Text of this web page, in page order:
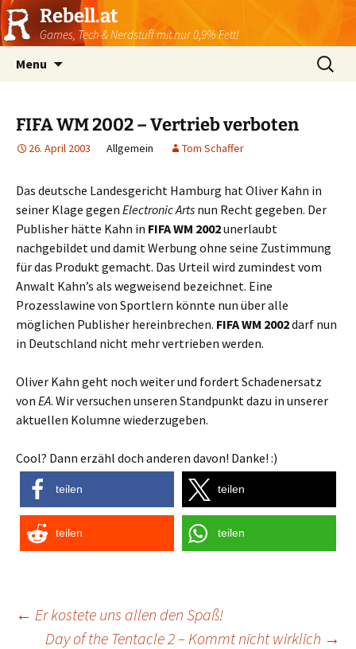
Rebell.at
Games, Tech & Nerdstuff mit nur 0,9% Fett!
Menu
Suchen
nach:
FIFA WM 2002 – Vertrieb verboten
26. April 2003 Allgemein Tom Schaffer
Das deutsche Landesgericht Hamburg hat Oliver Kahn in
seiner Klage gegen Electronic Arts nun Recht gegeben. Der
Publisher hätte Kahn in FIFA WM 2002unerlaubt
nachgebildet und damit Werbung ohne seine Zustimmung
für das Produkt gemacht. Das Urteil wird zumindest vom
Anwalt Kahn’s als wegweisend bezeichnet. Eine
Prozesslawine von Sportlern könnte nun über alle
möglichen Publisher hereinbrechen. FIFA WM 2002darf nun
in Deutschland nicht mehr vertrieben werden.
Oliver Kahn geht noch weiter und fordert Schadenersatz
von EA. Wir versuchen unseren Standpunkt dazu in unserer
aktuellen Kolumne wiederzugeben.
Cool? Dann erzähl doch anderen davon! Danke! :)
teilen teilen
teilen teilen
Post
← Er kostete uns allen den Spaß!
Day of the Tentacle 2 – Kommt nicht wirklich →